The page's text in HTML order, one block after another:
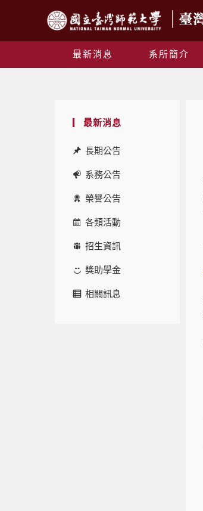
最新消息 系所簡介
最新消息
長期公告
系務公告
榮譽公告
各類活動
招生資訊
獎助學金
相關訊息